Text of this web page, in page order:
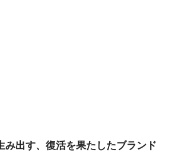
み出す、復活を果たしたブランド